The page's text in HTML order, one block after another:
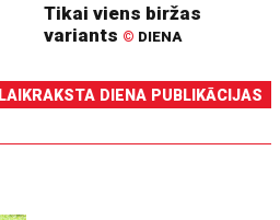
Tikai viens biržas
variants © DIENA
LAIKRAKSTA DIENA PUBLIKĀCIJAS